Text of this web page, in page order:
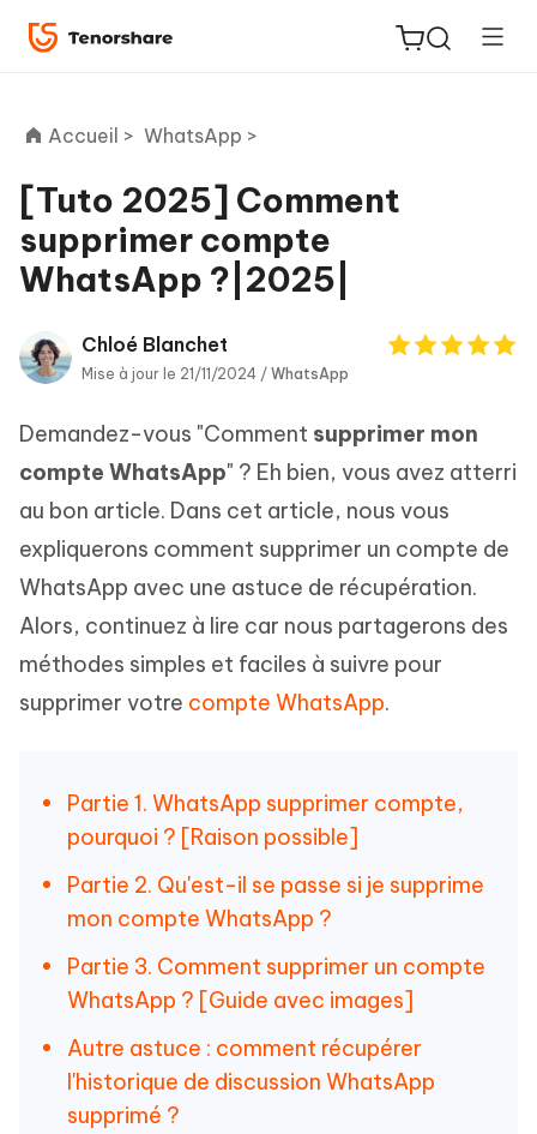
ReiBoot
for iOS
PDNob
PDF
New
iAnyGo
Accueil > WhatsApp >
[Tuto 2025] Comment
supprimer compte
WhatsApp ?|2025|
Chloé Blanchet
Mise à jour le 21/11/2024 / WhatsApp
Demandez-vous "Comment supprimer mon
compte WhatsApp" ? Eh bien, vous avez atterri
au bon article. Dans cet article, nous vous
expliquerons comment supprimer un compte de
WhatsApp avec une astuce de récupération.
Alors, continuez à lire car nous partagerons des
méthodes simples et faciles à suivre pour
supprimer votre compte WhatsApp.
Partie 1. WhatsApp supprimer compte,
pourquoi ? [Raison possible]
Partie 2. Qu'est-il se passe si je supprime
mon compte WhatsApp ?
Partie 3. Comment supprimer un compte
WhatsApp ? [Guide avec images]
Autre astuce : comment récupérer
l'historique de discussion WhatsApp
supprimé ?